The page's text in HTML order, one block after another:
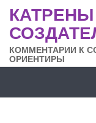
КАТРЕНЫ
КОММЕНТАРИИ К
ОРИЕНТИРЫ